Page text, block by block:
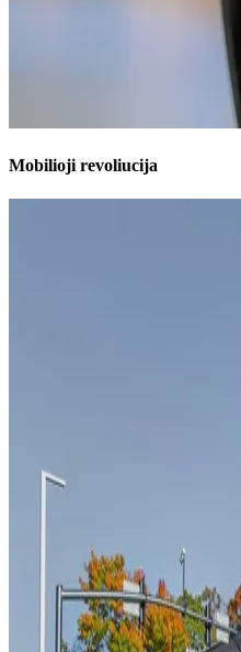
Mobilioji revoliucija